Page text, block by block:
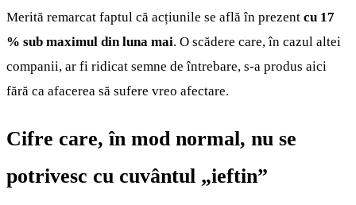
Merită remarcat faptul că acțiunile se află în prezent cu 17
% sub maximul din luna mai. O scădere care, în cazul altei
companii, ar fi ridicat semne de întrebare, s-a produs aici
fără ca afacerea să sufere vreo afectare.
Cifre care, în mod normal, nu se
potrivesc cu cuvântul „ieftin”